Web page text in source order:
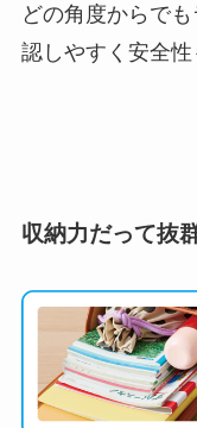
どの角度からで
認しやすく安全性
収納力だって抜